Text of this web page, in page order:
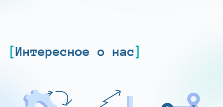
Интересное о нас